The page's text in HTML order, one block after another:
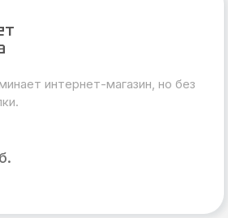
интернет-магазин, но без